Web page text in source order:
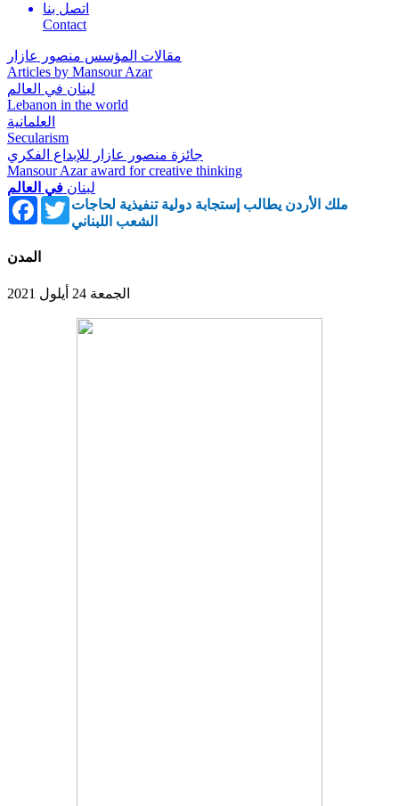
اتصل بنا
Contact
مقالات المؤسس منصور عازار
Articles by Mansour Azar
لبنان في العالم
Lebanon in the world
العلمانية
Secularism
جائزة منصور عازار للإبداع الفكري
Mansour Azar award for creative thinking
لبنان في العالم
FacebookTwitter
ملك الأردن يطالب إستجابة دولية تنفيذية لحاجات
الشعب اللبناني
المدن
الجمعة 24 أيلول 2021